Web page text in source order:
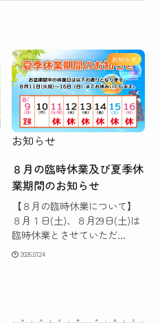
お知らせ
お知らせ
８月の臨時休業及び夏季休
業期間のお知らせ
【８月の臨時休業について】
８月１日(土)、８月29日(土)は
臨時休業とさせていただ...
2026.07.24